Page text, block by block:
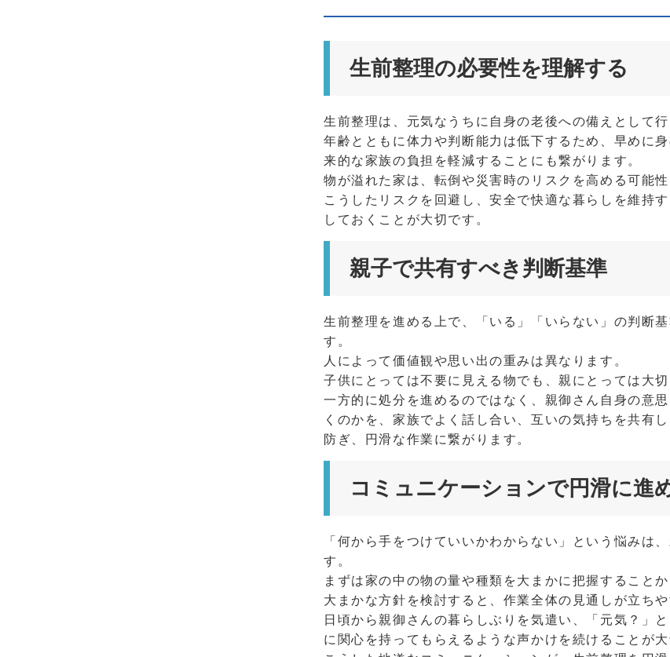
生前整理の必要性を理解する
生前整理は、元気なうちに自身の老後への備えとして行
年齢とともに体力や判断能力は低下するため、早めに
来的な家族の負担を軽減することにも繋がります。
物が溢れた家は、転倒や災害時のリスクを高める可能性
こうしたリスクを回避し、安全で快適な暮らしを維持
しておくことが大切です。
親子で共有すべき判断基準
生前整理を進める上で、「いる」「いらない」の判断
す。
人によって価値観や思い出の重みは異なります。
子供にとっては不要に見える物でも、親にとっては大
一方的に処分を進めるのではなく、親御さん自身の意
くのかを、家族でよく話し合い、互いの気持ちを共有
防ぎ、円滑な作業に繋がります。
コミュニケーションで円滑に進
「何から手をつけていいかわからない」という悩みは
す。
まずは家の中の物の量や種類を大まかに把握すること
大まかな方針を検討すると、作業全体の見通しが立ちや
日頃から親御さんの暮らしぶりを気遣い、「元気？」
に関心を持ってもらえるような声かけを続けることが大